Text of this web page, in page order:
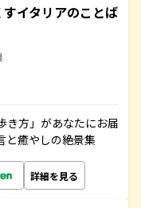
イタリアのことば
き方」があなたにお届
と癒やしの絶景集
詳細を見る